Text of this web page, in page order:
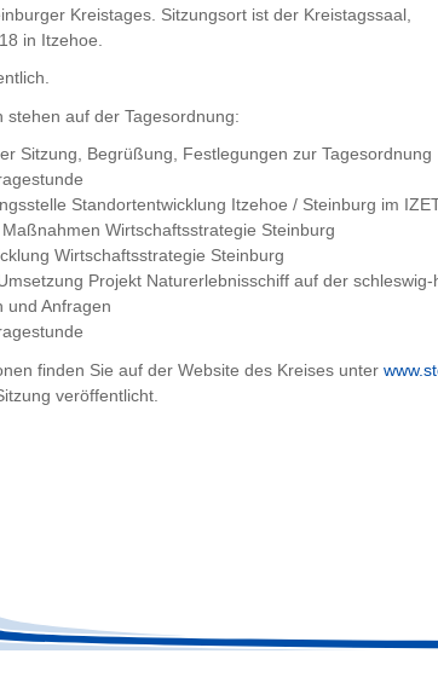
Kreistages. Sitzungsort ist der Kreistagssaal,
in Itzehoe.
stehen auf der Tagesordnung:
Sitzung, Begrüßung, Festlegungen zur Tagesordnung
Standortentwicklung Itzehoe / Steinburg im
Wirtschaftsstrategie Steinburg
Wirtschaftsstrategie Steinburg
Projekt Naturerlebnisschiff auf der
und Anfragen
finden Sie auf der Website des Kreises unter
veröffentlicht.